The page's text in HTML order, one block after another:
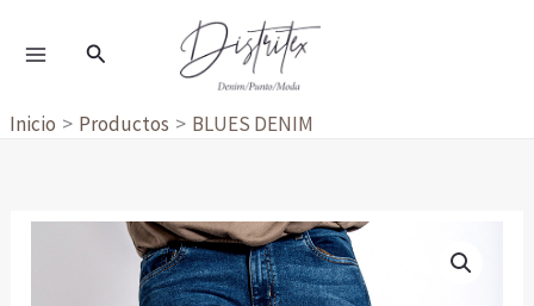
Buscar
Inicio Productos BLUES DENIM